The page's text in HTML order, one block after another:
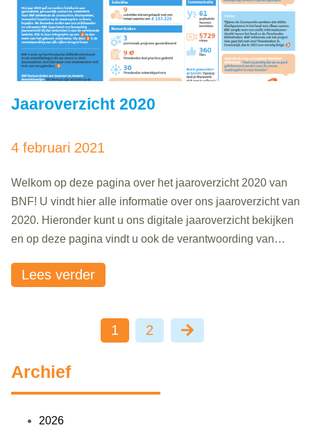
Jaaroverzicht 2020
4 februari 2021
Welkom op deze pagina over het jaaroverzicht 2020 van
BNF! U vindt hier alle informatie over ons jaaroverzicht van
2020. Hieronder kunt u ons digitale jaaroverzicht bekijken
en op deze pagina vindt u ook de verantwoording van
naar beneden en lees meer over..
Lees verder
1 2
Archief
2026